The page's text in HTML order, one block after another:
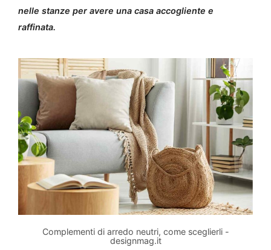
nelle stanze per avere una casa accogliente e
raffinata.
Complementi di arredo neutri, come sceglierli -
designmag.it